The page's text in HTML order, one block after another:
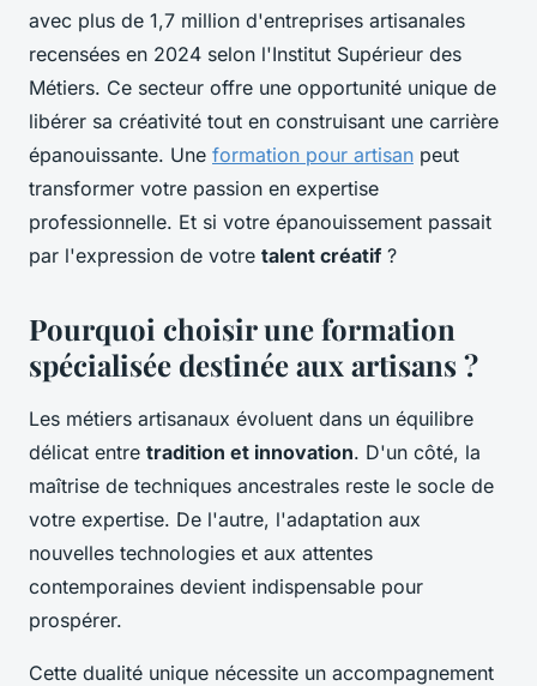
avec plus de 1,7 million d'entreprises artisanales
recensées en 2024 selon l'Institut Supérieur des
Métiers. Ce secteur offre une opportunité unique de
libérer sa créativité tout en construisant une carrière
épanouissante. Une formation pour artisan peut
transformer votre passion en expertise
professionnelle. Et si votre épanouissement passait
par l'expression de votre talent créatif ?
Pourquoi choisir une formation
spécialisée destinée aux artisans ?
Les métiers artisanaux évoluent dans un équilibre
délicat entre tradition et innovation. D'un côté, la
maîtrise de techniques ancestrales reste le socle de
votre expertise. De l'autre, l'adaptation aux
nouvelles technologies et aux attentes
contemporaines devient indispensable pour
prospérer.
Cette dualité unique nécessite un accompagnement